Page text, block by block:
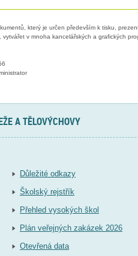
který je určen především k tisku,
vytvářet v mnoha kancelářských a grafických
A TĚLOVÝCHOVY
Důležité odkazy
Školský rejstřík
Přehled vysokých škol
Plán veřejných zakázek 2026
Otevřená data